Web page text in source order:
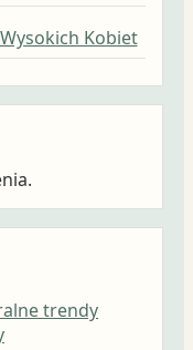
Kobiet
trendy